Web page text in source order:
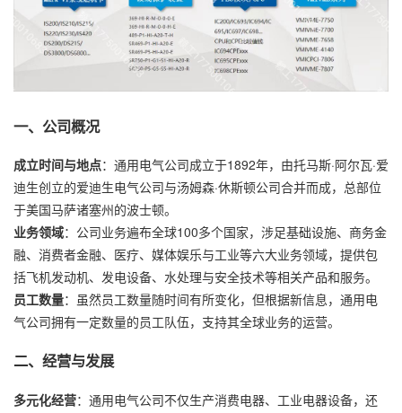
一、公司概况
成立时间与地点：通用电气公司成立于1892年，由托马斯·阿尔瓦·爱
迪生创立的爱迪生电气公司与汤姆森·休斯顿公司合并而成，总部位
于美国马萨诸塞州的波士顿。
业务领域：公司业务遍布全球100多个国家，涉足基础设施、商务金
融、消费者金融、医疗、媒体娱乐与工业等六大业务领域，提供包
括飞机发动机、发电设备、水处理与安全技术等相关产品和服务。
员工数量：虽然员工数量随时间有所变化，但根据新信息，通用电
气公司拥有一定数量的员工队伍，支持其全球业务的运营。
二、经营与发展
多元化经营：通用电气公司不仅生产消费电器、工业电器设备，还